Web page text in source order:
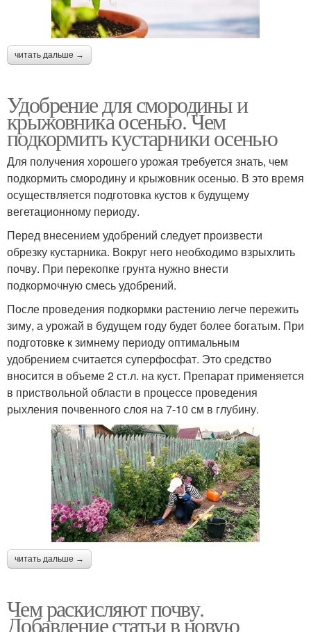
читать дальше →
Удобрение для смородины и
крыжовника осенью. Чем
подкормить кустарники осенью
Для получения хорошего урожая требуется знать, чем
подкормить смородину и крыжовник осенью. В это время
осуществляется подготовка кустов к будущему
вегетационному периоду.
Перед внесением удобрений следует произвести
обрезку кустарника. Вокруг него необходимо взрыхлить
почву. При перекопке грунта нужно внести
подкормочную смесь удобрений.
После проведения подкормки растению легче пережить
зиму, а урожай в будущем году будет более богатым. При
подготовке к зимнему периоду оптимальным
удобрением считается суперфосфат. Это средство
вносится в объеме 2 ст.л. на куст. Препарат применяется
в приствольной области в процессе проведения
рыхления почвенного слоя на 7-10 см в глубину.
читать дальше →
Чем раскисляют почву.
Добавление статьи в новую